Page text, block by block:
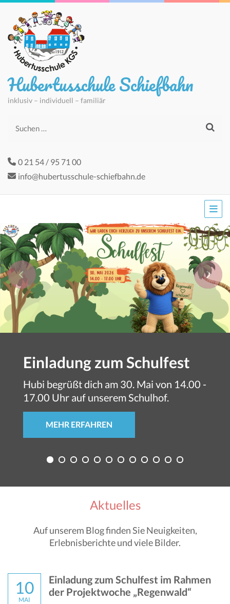
Hubertusschule Schiefbahn
inklusiv – individuell – familiär
Suchen
0 21 54 / 95 71 00
info@hubertusschule-schiefbahn.de
Einladung zum Schulfest
Hubi begrüßt dich am 30. Mai von 14.00 -
17.00 Uhr auf unserem Schulhof.
MEHR ERFAHREN
Aktuelles
Auf unserem Blog finden Sie Neuigkeiten,
Erlebnisberichte und viele Bilder.
10
MAI
Einladung zum Schulfest im Rahmen
der Projektwoche „Regenwald“